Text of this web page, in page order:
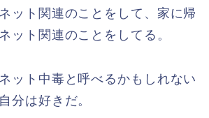
ット関連のことをして、家に帰
ット関連のことをしてる。
ット中毒と呼べるかもしれない
分は好きだ。